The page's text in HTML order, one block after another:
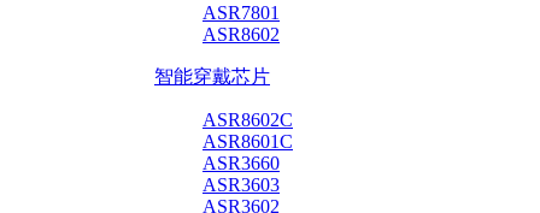
ASR7801
ASR8602
智能穿戴芯片
ASR8602C
ASR8601C
ASR3660
ASR3603
ASR3602